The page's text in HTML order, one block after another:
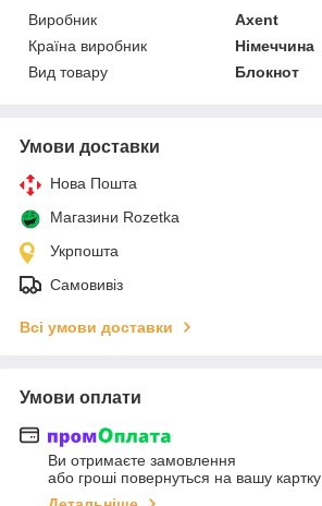
Виробник
Axent
Країна виробник
Німеччина
Вид товару
Блокнот
Умови доставки
Нова Пошта
Магазини Rozetka
Укрпошта
Самовивіз
Всі умови доставки
Умови оплати
Ви отримаєте замовлення
або гроші повернуться на вашу картку